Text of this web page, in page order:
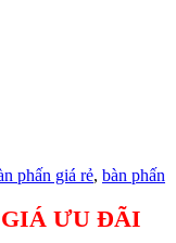
phấn giá rẻ, bàn phấn
GIÁ ƯU ĐÃI